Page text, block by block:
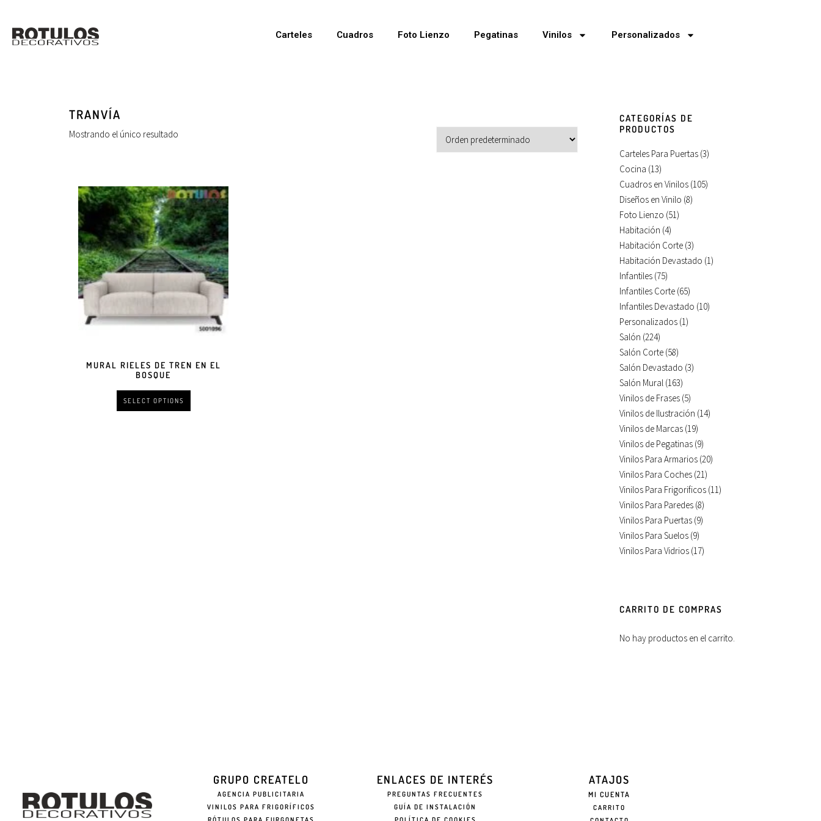
Carteles Cuadros Foto Lienzo Pegatinas Vinilos Personalizados
TRANVÍA
Mostrando el único resultado
MURAL RIELES DE TREN EN EL
BOSQUE
SELECT OPTIONS
CATEGORÍAS DE
PRODUCTOS
Carteles Para Puertas (3)
Cocina (13)
Cuadros en Vinilos (105)
Diseños en Vinilo (8)
Foto Lienzo (51)
Habitación (4)
Habitación Corte (3)
Habitación Devastado (1)
Infantiles (75)
Infantiles Corte (65)
Infantiles Devastado (10)
Personalizados (1)
Salón (224)
Salón Corte (58)
Salón Devastado (3)
Salón Mural (163)
Vinilos de Frases (5)
Vinilos de Ilustración (14)
Vinilos de Marcas (19)
Vinilos de Pegatinas (9)
Vinilos Para Armarios (20)
Vinilos Para Coches (21)
Vinilos Para Frigorificos (11)
Vinilos Para Paredes (8)
Vinilos Para Puertas (9)
Vinilos Para Suelos (9)
Vinilos Para Vidrios (17)
CARRITO DE COMPRAS
No hay productos en el carrito.
GRUPO CREATELO
AGENCIA PUBLICITARIA
VINILOS PARA FRIGORÍFICOS
ENLACES DE INTERÉS
PREGUNTAS FRECUENTES
GUÍA DE INSTALACIÓN
ATAJOS
MI CUENTA
CARRITO